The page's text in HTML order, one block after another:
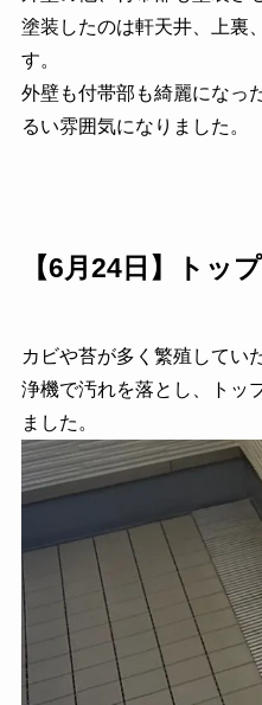
塗装したのは軒天井、上裏
す。
外壁も付帯部も綺麗になっ
るい雰囲気になりました。
【6月24日】トッ
カビや苔が多く繁殖してい
浄機で汚れを落とし、トッ
ました。